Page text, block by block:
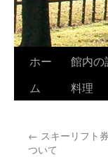
ホー
ム
館内の
料理
← スキーリフト
ついて